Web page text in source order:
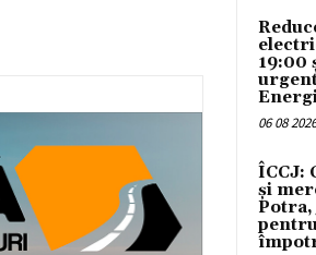
19:00
06 08 2026
ÎCCJ:
și
Potra,